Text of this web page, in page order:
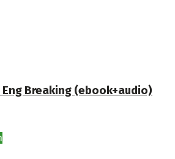
Breaking (ebook+audio)